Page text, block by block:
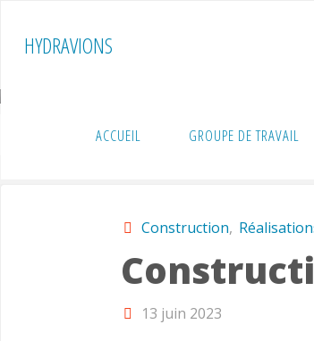
HYDRAVIONS
ACCUEIL GROUPE DE TRAVAIL
Home Construction
Construction,
13 juin 2023